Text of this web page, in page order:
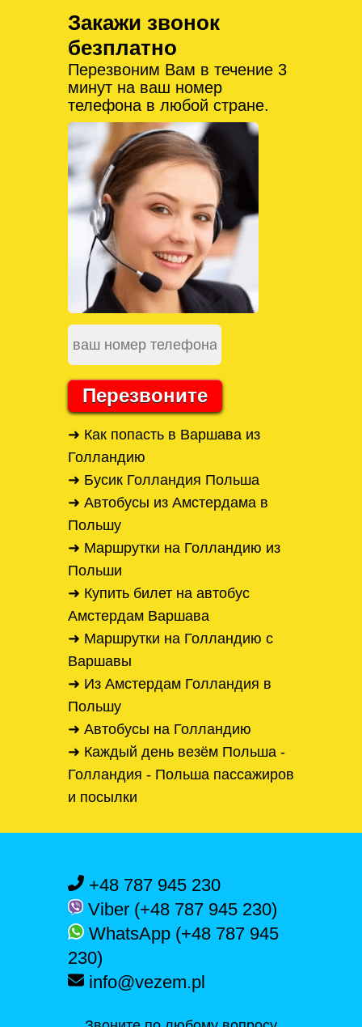
Закажи звонок
безплатно
Перезвоним Вам в течение 3
минут на ваш номер
телефона в любой стране.
Перезвоните
➜ Как попасть в Варшава из
Голландию
➜ Бусик Голландия Польша
➜ Автобусы из Амстердама в
Польшу
➜ Маршрутки на Голландию из
Польши
➜ Купить билет на автобус
Амстердам Варшава
➜ Маршрутки на Голландию с
Варшавы
➜ Из Амстердам Голландия в
Польшу
➜ Автобусы на Голландию
➜ Каждый день везём Польша -
Голландия - Польша пассажиров
и посылки
+48 787 945 230
Viber (+48 787 945 230)
WhatsApp (+48 787 945
230)
info@vezem.pl